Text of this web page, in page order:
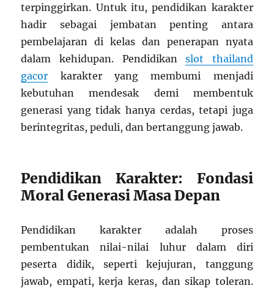
terpinggirkan. Untuk itu, pendidikan karakter
hadir sebagai jembatan penting antara
pembelajaran di kelas dan penerapan nyata
dalam kehidupan. Pendidikanslot thailand
gacor karakter yang membumi menjadi
kebutuhan mendesak demi membentuk
generasi yang tidak hanya cerdas, tetapi juga
berintegritas, peduli, dan bertanggung jawab.
Pendidikan Karakter: Fondasi
Moral Generasi Masa Depan
Pendidikan karakter adalah proses
pembentukan nilai-nilai luhur dalam diri
peserta didik, seperti kejujuran, tanggung
jawab, empati, kerja keras, dan sikap toleran.